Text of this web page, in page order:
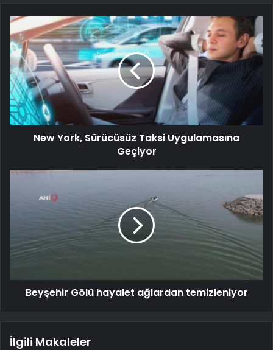
New York, Sürücüsüz Taksi Uygulamasına
Geçiyor
Beyşehir Gölü hayalet ağlardan temizleniyor
İlgili Makaleler